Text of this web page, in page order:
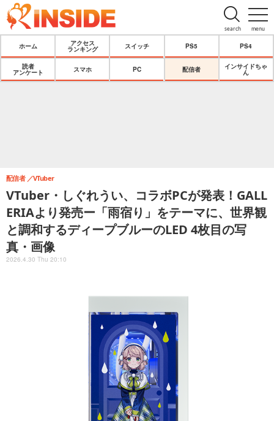
menu
search
ホーム
アクセス
ランキング
スイッチ PS5 PS4
読者
アンケート
スマホ PC 配信者
インサイドちゃ
ん
VTuber・しぐれうい、コラボPCが発表！GALL
ERIAより発売ー「雨宿り」をテーマに、世界観
と調和するディープブルーのLED 4枚目の写
真・画像
配信者 VTuber
2026.4.30 Thu 20:10